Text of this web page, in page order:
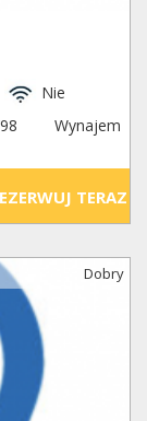
Nie
Wynajem
TERAZ
Dobry